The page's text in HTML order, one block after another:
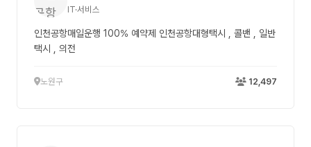
IT·서비스
인천공항매일운행 100% 예약제 인천공항대형택시 , 콜밴 , 일반
택시 , 의전
노원구 12,497